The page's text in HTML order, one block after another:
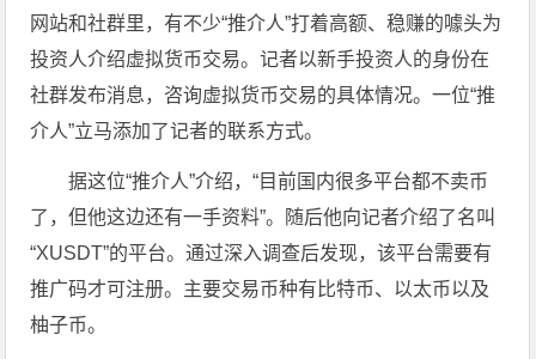
网站和社群里，有不少“推介人”打着高额、稳赚的噱头为
投资人介绍虚拟货币交易。记者以新手投资人的身份在
社群发布消息，咨询虚拟货币交易的具体情况。一位“推
介人”立马添加了记者的联系方式。
据这位“推介人”介绍，“目前国内很多平台都不卖币
了，但他这边还有一手资料”。随后他向记者介绍了名叫
“XUSDT”的平台。通过深入调查后发现，该平台需要有
推广码才可注册。主要交易币种有比特币、以太币以及
柚子币。